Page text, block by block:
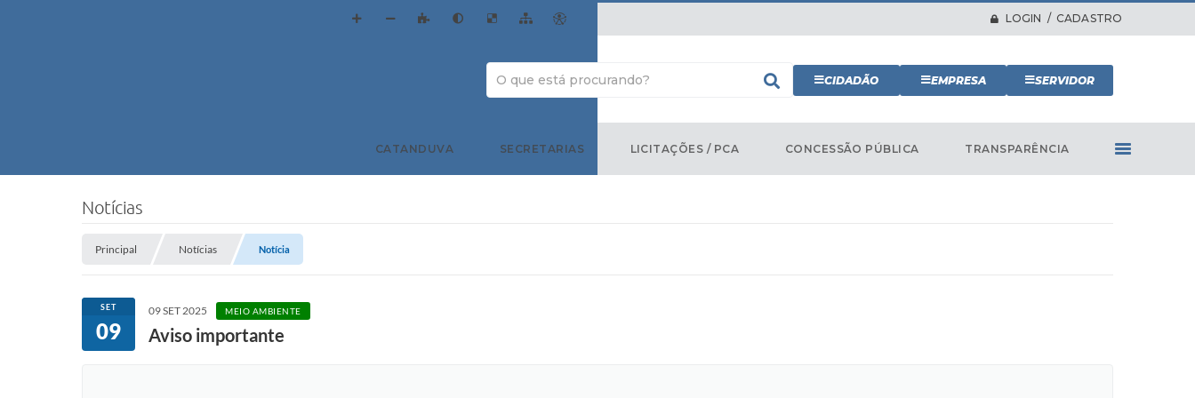
LOGIN / CADASTRO
CIDADÃO EMPRESA SERVIDOR
CATANDUVA SECRETARIAS LICITAÇÕES / PCA CONCESSÃO PÚBLICA TRANSPARÊNCIA
Notícias
Principal Notícias Notícia
SET
09
09 SET 2025 MEIO AMBIENTE
Aviso importante